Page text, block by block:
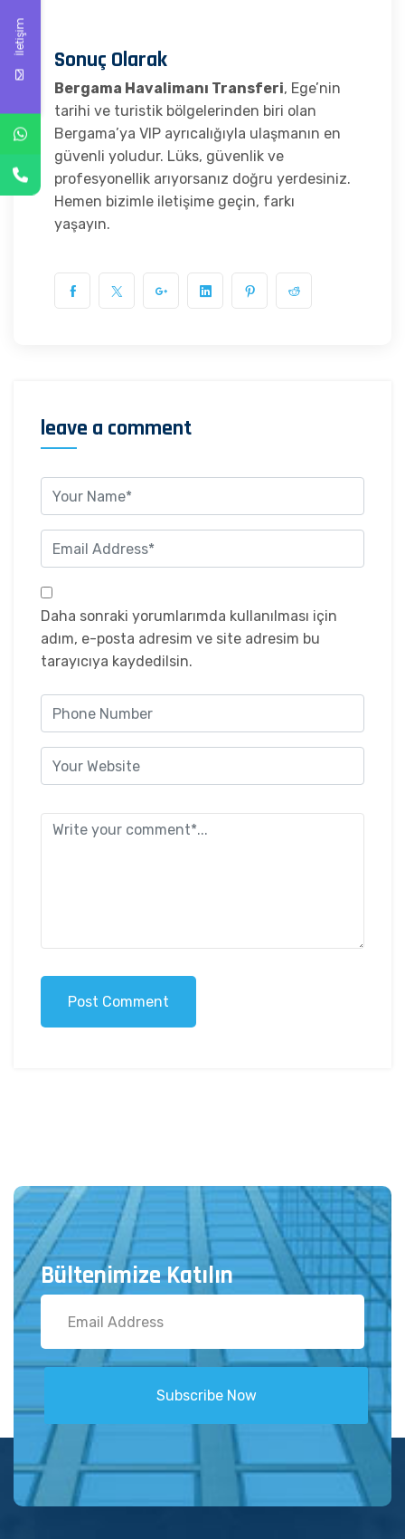
Sonuç Olarak
Bergama Havalimanı Transferi, Ege’nin
tarihi ve turistik bölgelerinden biri olan
Bergama’ya VIP ayrıcalığıyla ulaşmanın en
güvenli yoludur. Lüks, güvenlik ve
profesyonellik arıyorsanız doğru yerdesiniz.
Hemen bizimle iletişime geçin, farkı
yaşayın.
leave a comment
Daha sonraki yorumlarımda kullanılması için
adım, e-posta adresim ve site adresim bu
tarayıcıya kaydedilsin.
Post Comment
Bültenimize Katılın
Subscribe Now
İletişim